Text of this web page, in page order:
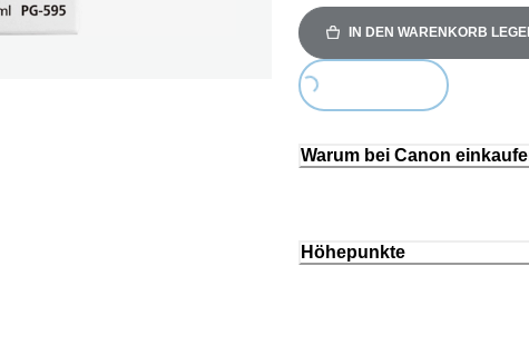
IN DEN WARENKORB
Loading...
Warum bei Canon
Höhepunkte